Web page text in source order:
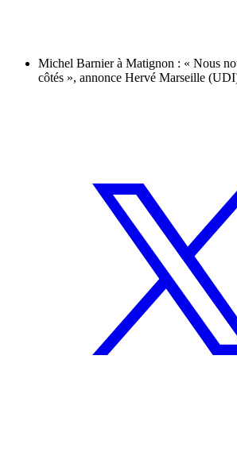
Michel Barnier à Matignon : « Nous
côtés », annonce Hervé Marseille